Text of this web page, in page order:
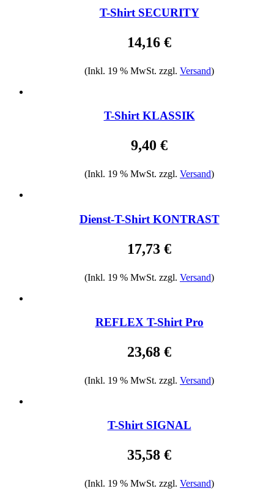
T-Shirt SECURITY
14,16 €
(Inkl. 19 % MwSt. zzgl. Versand)
T-Shirt KLASSIK
9,40 €
(Inkl. 19 % MwSt. zzgl. Versand)
Dienst-T-Shirt KONTRAST
17,73 €
(Inkl. 19 % MwSt. zzgl. Versand)
REFLEX T-Shirt Pro
23,68 €
(Inkl. 19 % MwSt. zzgl. Versand)
T-Shirt SIGNAL
35,58 €
(Inkl. 19 % MwSt. zzgl. Versand)